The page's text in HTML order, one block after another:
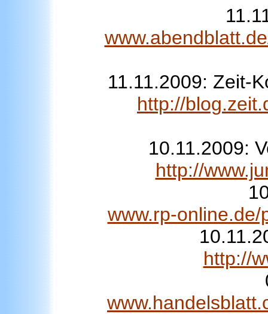
11.11.2009: Zeit-
http://
10.11.2009:
http://
www.rp-
http://